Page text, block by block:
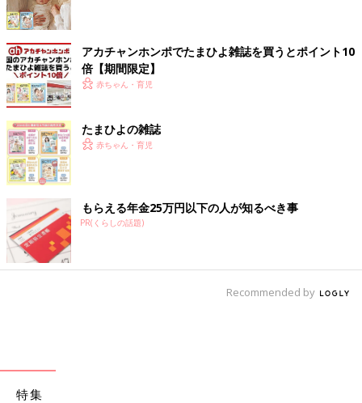
アカチャンホンポでたまひよ雑誌を買うとポイント10
倍【期間限定】
赤ちゃん・育児
たまひよの雑誌
赤ちゃん・育児
もらえる年金25万円以下の人が知るべき事
PR(くらしの話題)
Recommended by
特集